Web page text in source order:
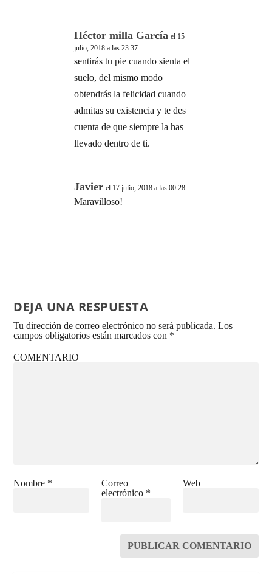
Héctor milla García el 15
julio, 2018 a las 23:37
sentirás tu pie cuando sienta el
suelo, del mismo modo
obtendrás la felicidad cuando
admitas su existencia y te des
cuenta de que siempre la has
llevado dentro de ti.
Javier el 17 julio, 2018 a las 00:28
Maravilloso!
DEJA UNA RESPUESTA
Tu dirección de correo electrónico no será publicada. Los
campos obligatorios están marcados con *
COMENTARIO
Nombre *
Correo
electrónico *
Web